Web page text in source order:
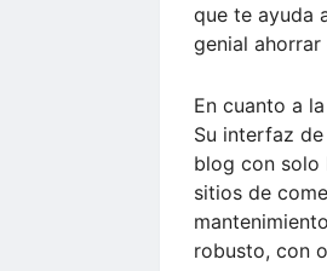
que te ayuda
genial
En cuanto a
Su interfaz
blog con solo
sitios de
robusto, con